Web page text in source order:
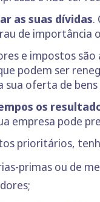
as suas dívidas.
de importância
e impostos
podem ser
oferta de bens
os
empresa pode
prioritários,
primas ou de